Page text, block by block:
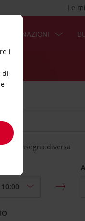
Le
DESTINAZIONI
riconsegna diversa
i
di